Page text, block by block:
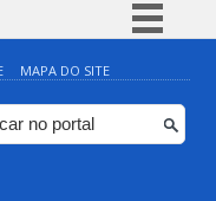
Simplifique!
Comunica BR
Participe
MAPA DO SITE